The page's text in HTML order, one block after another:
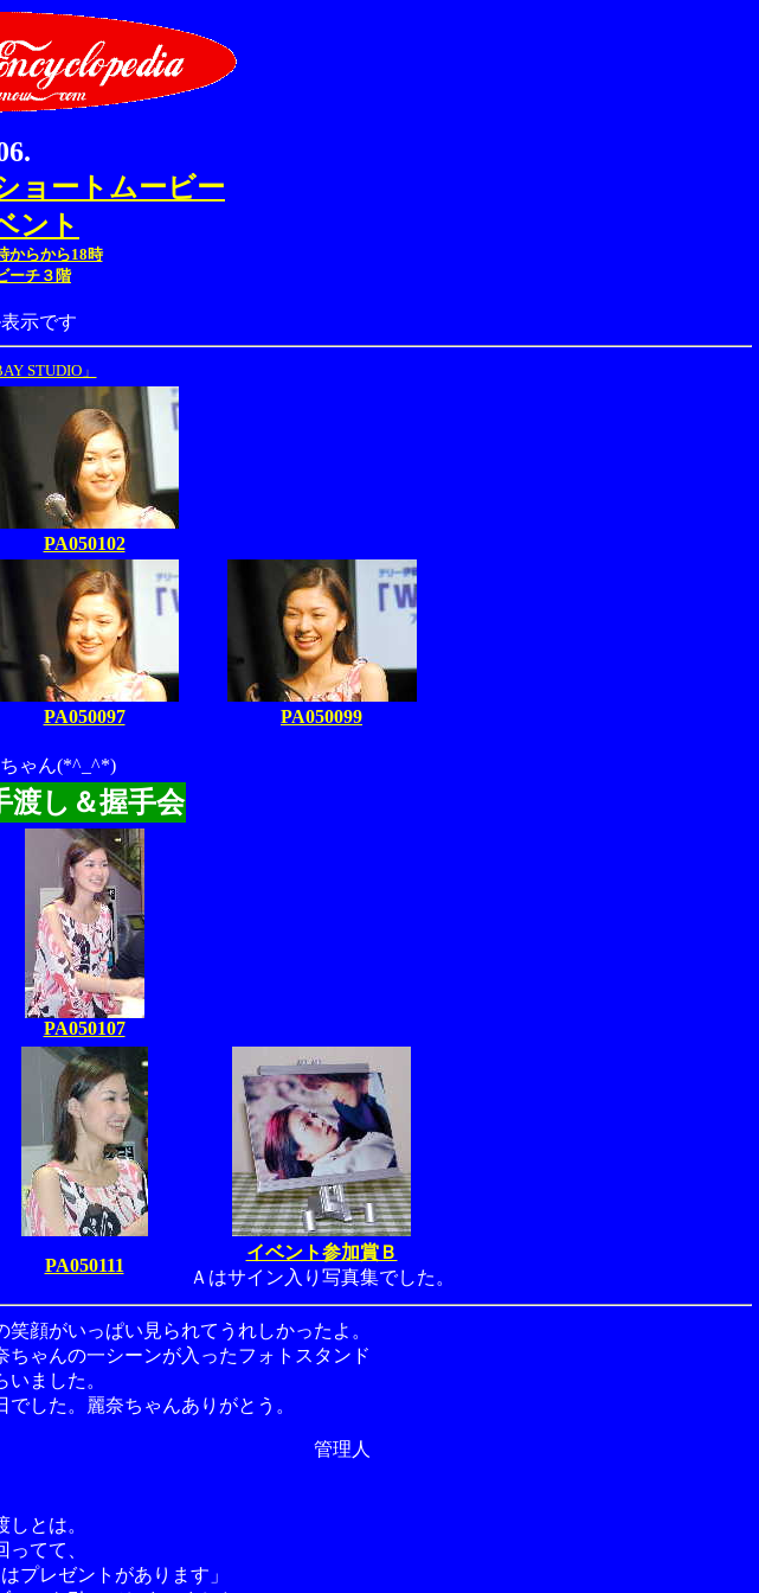
ョートムービー
ント
からから18時
ーチ３階
示です
STUDIO」
PA050102
PA050097 PA050099
ゃん(*^_^*)
渡し＆握手会
PA050107
PA050111
イベント参加賞Ｂ
Ａはサイン入り写真集でした。
顔がいっぱい見られてうれしかったよ。
ゃんの一シーンが入ったフォトスタンド
ました。
した。麗奈ちゃんありがとう。
管理人
とは。
てて、
プレゼントがあります」